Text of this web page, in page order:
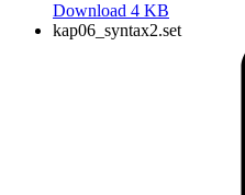
Download 4 KB
kap06_syntax2.set